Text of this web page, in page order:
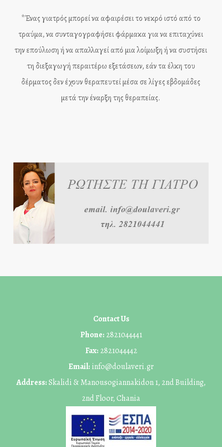
*Ένας γιατρός μπορεί να αφαιρέσει το νεκρό ιστό από το
τραύμα, να συνταγογραφήσει φάρμακα για να επιταχύνει
την επούλωση ή να απαλλαγεί από μια λοίμωξη ή να συστήσει
τη διεξαγωγή περαιτέρω εξετάσεων, εάν τα έλκη του
δέρματος δεν έχουν θεραπευτεί μέσα σε λίγες εβδομάδες
μετά την έναρξη της θεραπείας.
Contact Us
Phone: 2821044441
Fax: 2821044442
Email: info@doulaveri.gr
Address:Skalidi & Manousogiannakidon 1, 2nd Building,
2nd Floor, Chania